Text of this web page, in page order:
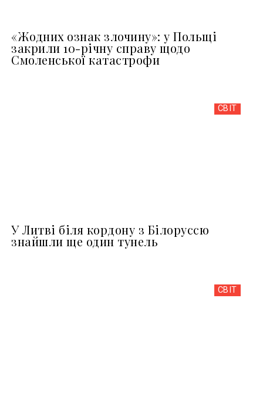
«Жодних ознак злочину»: у Польщі
закрили 10-річну справу щодо
Смоленської катастрофи
СВІТ
У Литві біля кордону з Білоруссю
знайшли ще один тунель
СВІТ